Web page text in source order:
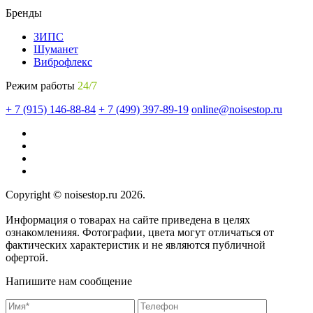
Бренды
ЗИПС
Шуманет
Виброфлекс
Режим работы 24/7
+ 7 (915) 146-88-84 + 7 (499) 397-89-19 online@noisestop.ru
Copyright © noisestop.ru 2026.
Информация о товарах на сайте приведена в целях
ознакомленияя. Фотографии, цвета могут отличаться от
фактических характеристик и не являются публичной
офертой.
Напишите нам сообщение